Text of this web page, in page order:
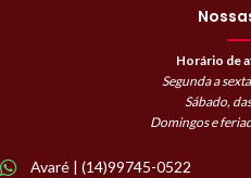
Horário de
Segunda a
Sábado,
Domingos e
Avaré | (14)99745-0522